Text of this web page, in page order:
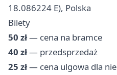
18.086224 E), Polska
Bilety
50 zł— cena na bramce
40 zł— przedsprzedaż
25 zł— cena ulgowa dla